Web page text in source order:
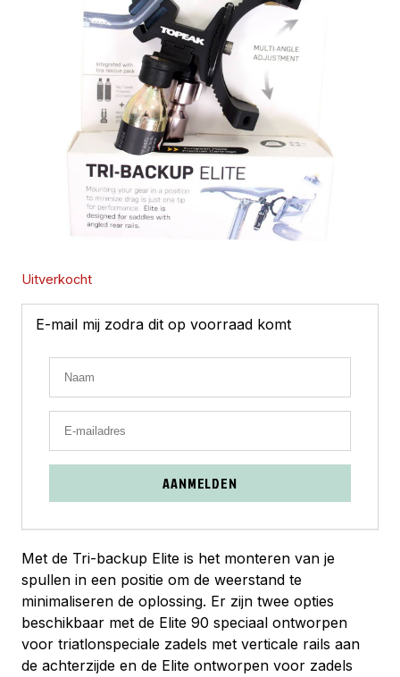
Uitverkocht
E-mail mij zodra dit op voorraad komt
AANMELDEN
Met de Tri-backup Elite is het monteren van je
spullen in een positie om de weerstand te
minimaliseren de oplossing. Er zijn twee opties
beschikbaar met de Elite 90 speciaal ontworpen
voor triatlonspeciale zadels met verticale rails aan
de achterzijde en de Elite ontworpen voor zadels